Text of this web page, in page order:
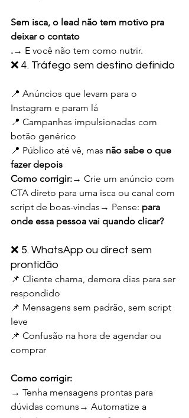
Sem isca, o lead não tem motivo pra
deixar o contato
.→ E você não tem como nutrir.
❌ 4. Tráfego sem destino definido
📍 Anúncios que levam para o
Instagram e param lá
📍 Campanhas impulsionadas com
botão genérico
📍 Público até vê, mas não sabe o que
fazer depois
Como corrigir:→ Crie um anúncio com
CTA direto para uma isca ou canal com
script de boas-vindas→ Pense: para
onde essa pessoa vai quando clicar?
❌ 5. WhatsApp ou direct sem
prontidão
📌 Cliente chama, demora dias para ser
respondido
📌 Mensagens sem padrão, sem script
leve
📌 Confusão na hora de agendar ou
comprar
Como corrigir:
→ Tenha mensagens prontas para
dúvidas comuns→ Automatize a